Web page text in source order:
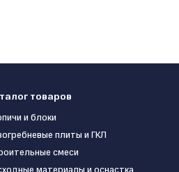
товаров
и блоки
плиты и ГКЛ
смеси